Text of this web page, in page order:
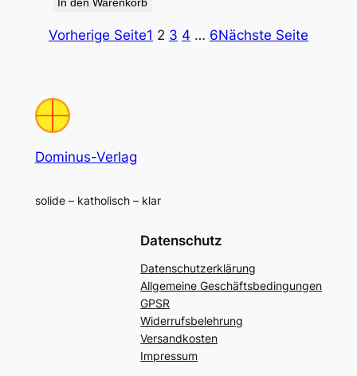
In den Warenkorb
Vorherige Seite1 2 3 4 … 6Nächste Seite
Dominus-Verlag
solide – katholisch – klar
Datenschutz
Datenschutzerklärung
Allgemeine Geschäftsbedingungen
GPSR
Widerrufsbelehrung
Versandkosten
Impressum